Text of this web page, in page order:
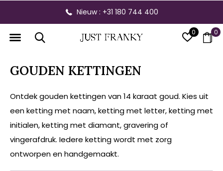
0 0
Gratis verzending vanaf € 300,- binnen NL
GOUDEN KETTINGEN
Ontdek gouden kettingen van 14 karaat goud. Kies uit
een ketting met naam, ketting met letter, ketting met
initialen, ketting met diamant, gravering of
vingerafdruk. Iedere ketting wordt met zorg
ontworpen en handgemaakt.